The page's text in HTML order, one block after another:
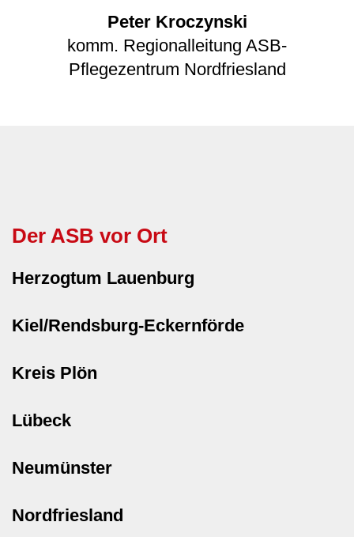
Peter Kroczynski
komm. Regionalleitung ASB-
Pflegezentrum Nordfriesland
Der ASB vor Ort
Herzogtum Lauenburg
Kiel/Rendsburg-Eckernförde
Kreis Plön
Lübeck
Neumünster
Nordfriesland